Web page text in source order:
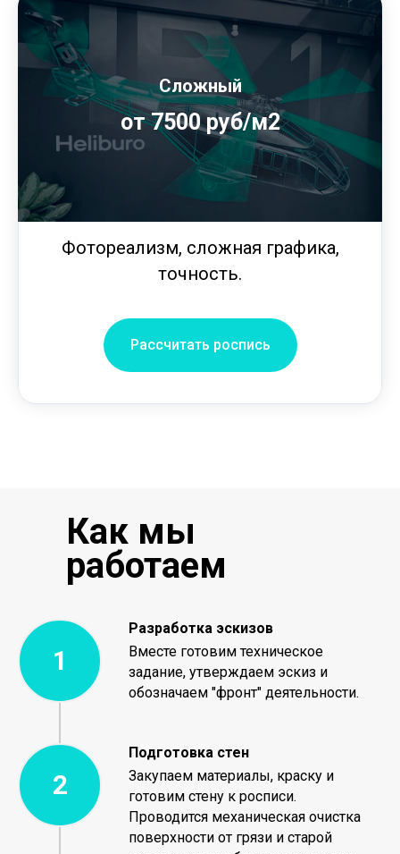
Сложный
от 7500 руб/м2
Фотореализм, сложная графика,
точность.
Рассчитать роспись
Как мы
работаем
Разработка эскизов
Вместе готовим техническое
задание, утверждаем эскиз и
обозначаем "фронт" деятельности.
Подготовка стен
Закупаем материалы, краску и
готовим стену к росписи.
Проводится механическая очистка
поверхности от грязи и старой